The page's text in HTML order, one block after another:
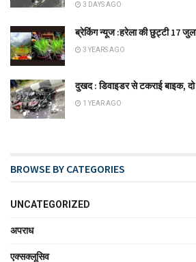
3 DAYS AGO
ब्रेकिंग न्यूज :हरेला की छुट्टी 17
3 YEARS AGO
दुखद : डिवाइडर से टकराई बाइक, दो
1 YEAR AGO
BROWSE BY CATEGORIES
UNCATEGORIZED
अपराध
एक्सक्लूसिव